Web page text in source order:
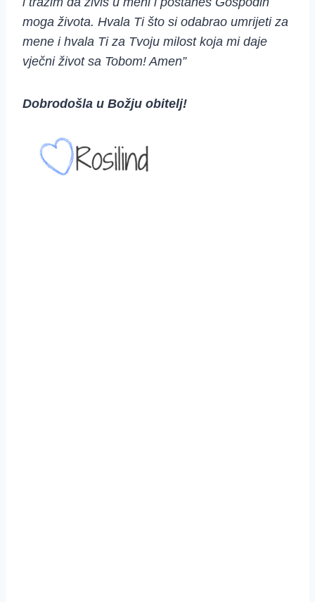
moga života. Hvala Ti što si odabrao umrijeti za
mene i hvala Ti za Tvoju milost koja mi daje
vječni život sa Tobom! Amen”
Dobrodošla u Božju obitelj!